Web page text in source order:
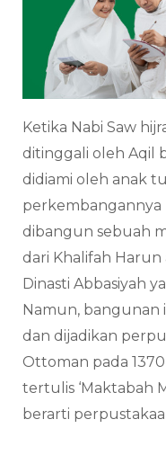
Ketika Nabi Saw
ditinggali oleh Aqil
didiami oleh anak
dibangun sebuah
dari Khalifah Harun
Dinasti Abbasiyah
Namun,
dan dijadikan
Ottoman pada
tertulis ‘Maktabah
berarti